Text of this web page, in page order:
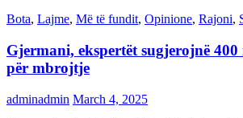
Bota, Lajme, Më të fundit, Opinione, Rajoni,
Gjermani, ekspertët sugjerojnë
për mbrojtje
adminadmin March 4, 2025